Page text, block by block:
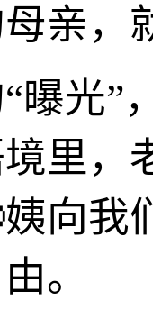
亲，
曝光”
里，
向我
。